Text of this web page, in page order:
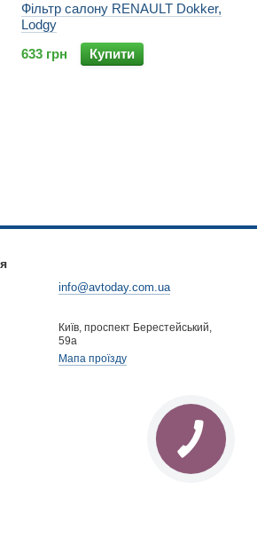
Фільтр салону RENAULT Dokker,
Lodgy
633 грн
Купити
info@avtoday.com.ua
Київ, проспект Берестейський,
59а
Мапа проїзду